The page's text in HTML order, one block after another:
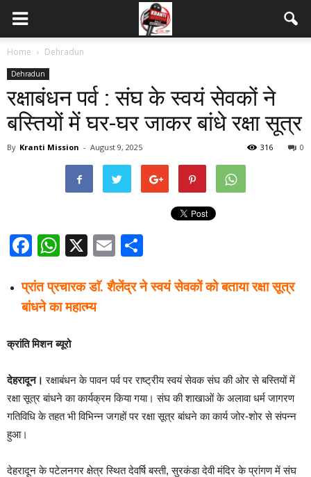
Home Dehradun
Dehradun
रक्षाबंधन पर्व : संघ के स्वयं सेवकों ने
बस्तियों में घर-घर जाकर बांधे रक्षा सूत्र
By Kranti Mission - August 9, 2025 0
316
Facebook
WhatsApp
X Email
प्रांत प्रचारक डाॅ. शैलेंद्र ने स्वयं सेवकों को बताया रक्षा सूत्र
बांधने का महात्म्य
क्रांति मिशन ब्यूरो
देहरादून। रक्षाबंधन के पावन पर्व पर राष्ट्रीय स्वयं सेवक संघ की ओर से बस्तियों में
रक्षा सूत्र बांधने का कार्यक्रम किया गया। संघ की शाखाओं के अलावा धर्म जागरण
गतिविधि के तहत भी विभिन्न जगहों पर रक्षा सूत्र बांधने का कार्य जोर-शोर से संपन्न
हुआ।
देहरादून के पटेलनगर क्षेत्र स्थित देवर्षि बस्ती, सुरकंडा देवी मंदिर के प्रांगण में संघ